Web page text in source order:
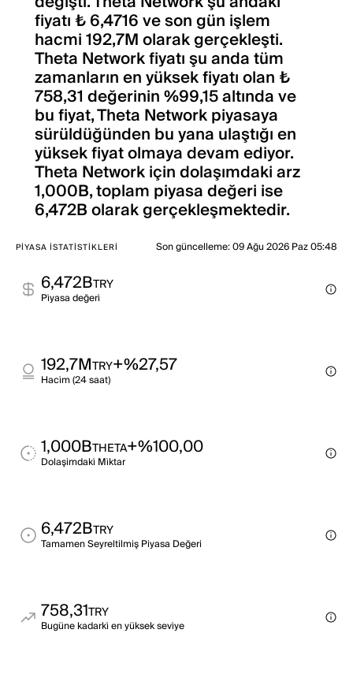
fiyatı ₺ 6,4716 ve son gün işlem
hacmi 192,7M olarak gerçekleşti.
Theta Network fiyatı şu anda tüm
zamanların en yüksek fiyatı olan ₺
758,31 değerinin %99,15 altında ve
bu fiyat, Theta Network piyasaya
sürüldüğünden bu yana ulaştığı en
yüksek fiyat olmaya devam ediyor.
Theta Network için dolaşımdaki arz
1,000B, toplam piyasa değeri ise
6,472B olarak gerçekleşmektedir.
PIYASA İSTATISTIKLERI Son güncelleme:09 Ağu 2026 Paz 05:48
6,472BTRY
Pi̇yasa değeri̇
192,7MTRY+%27,57
Haci̇m (24 saat)
1,000BTHETA+%100,00
Dolaşimdaki̇ Mi̇ktar
6,472BTRY
Tamamen Seyreltilmiş Piyasa Değeri
758,31TRY
Bugüne kadarki̇ en yüksek sevi̇ye